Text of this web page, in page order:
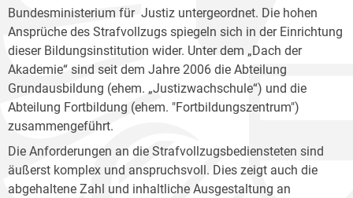
Bundesministerium für Justiz untergeordnet. Die hohen
Ansprüche des Strafvollzugs spiegeln sich in der Einrichtung
dieser Bildungsinstitution wider. Unter dem „Dach der
Akademie“ sind seit dem Jahre 2006 die Abteilung
Grundausbildung (ehem. „Justizwachschule“) und die
Abteilung Fortbildung (ehem. "Fortbildungszentrum")
zusammengeführt.
Die Anforderungen an die Strafvollzugsbediensteten sind
äußerst komplex und anspruchsvoll. Dies zeigt auch die
abgehaltene Zahl und inhaltliche Ausgestaltung an